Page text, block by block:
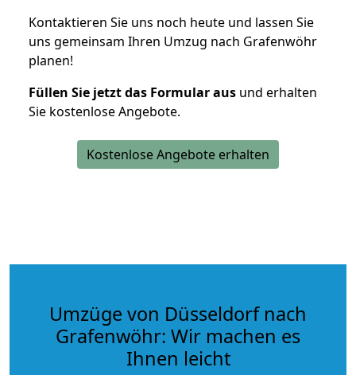
Kontaktieren Sie uns noch heute und lassen Sie
uns gemeinsam Ihren Umzug nach Grafenwöhr
planen!
Füllen Sie jetzt das Formular aus und erhalten
Sie kostenlose Angebote.
Kostenlose Angebote erhalten
Umzüge von Düsseldorf nach
Grafenwöhr: Wir machen es
Ihnen leicht